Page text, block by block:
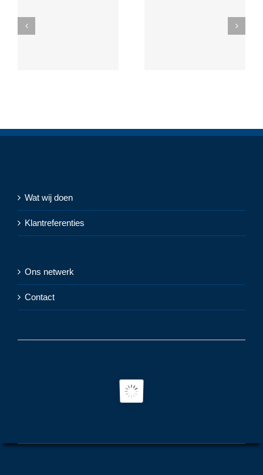
Wat wij doen
Klantreferenties
Ons netwerk
Contact